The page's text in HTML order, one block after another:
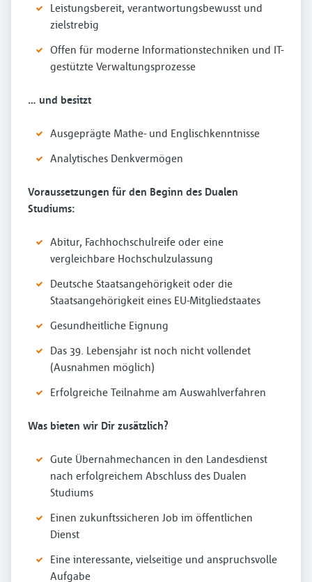
Leistungsbereit, verantwortungsbewusst und
zielstrebig
Offen für moderne Informationstechniken und IT-
gestützte Verwaltungsprozesse
… und besitzt
Ausgeprägte Mathe- und Englischkenntnisse
Analytisches Denkvermögen
Voraussetzungen für den Beginn des Dualen
Studiums:
Abitur, Fachhochschulreife oder eine
vergleichbare Hochschulzulassung
Deutsche Staatsangehörigkeit oder die
Staatsangehörigkeit eines EU-Mitgliedstaates
Gesundheitliche Eignung
Das 39. Lebensjahr ist noch nicht vollendet
(Ausnahmen möglich)
Erfolgreiche Teilnahme am Auswahlverfahren
Was bieten wir Dir zusätzlich?
Gute Übernahmechancen in den Landesdienst
nach erfolgreichem Abschluss des Dualen
Studiums
Einen zukunftssicheren Job im öffentlichen
Dienst
Eine interessante, vielseitige und anspruchsvolle
Aufgabe